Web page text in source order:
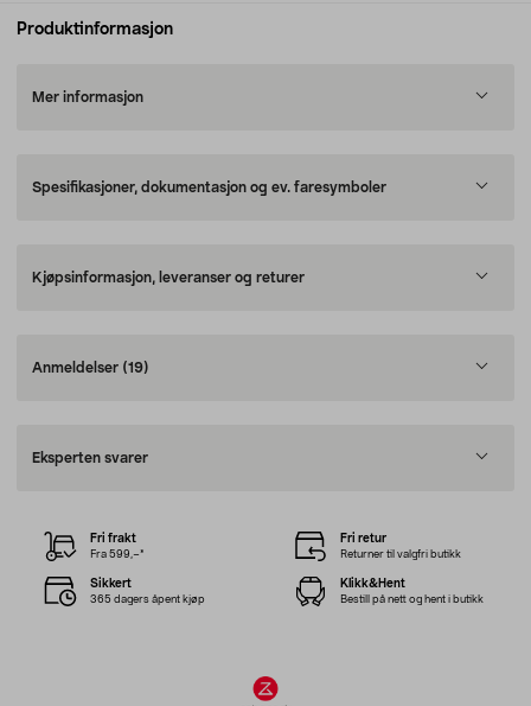
Produktinformasjon
Mer informasjon
Spesifikasjoner, dokumentasjon og ev. faresymboler
Kjøpsinformasjon, leveranser og returer
Anmeldelser (19)
Eksperten svarer
Fri frakt
Fra 599,–*
Fri retur
Returner til valgfri butikk
Sikkert
365 dagers åpent kjøp
Klikk&Hent
Bestill på nett og hent i butikk